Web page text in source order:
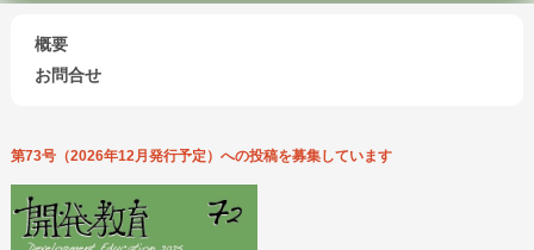
概要
お問合せ
第73号（2026年12月発行予定）への投稿を募集しています